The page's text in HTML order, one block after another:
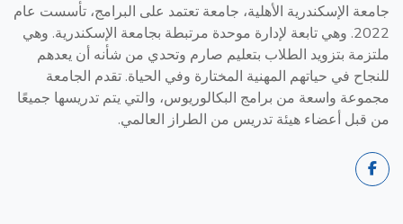
جامعة الإسكندرية الأهلية، جامعة تعتمد على البرامج، تأسست عام
2022. وهي تابعة لإدارة موحدة مرتبطة بجامعة الإسكندرية. وهي
ملتزمة بتزويد الطلاب بتعليم صارم وتحدي من شأنه أن يعدهم
للنجاح في حياتهم المهنية المختارة وفي الحياة. تقدم الجامعة
مجموعة واسعة من برامج البكالوريوس، والتي يتم تدريسها جميعًا
من قبل أعضاء هيئة تدريس من الطراز العالمي.